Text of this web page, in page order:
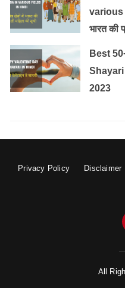
various
भारत की
Best
Shayari
2023
Privacy Policy Disclaimer
All